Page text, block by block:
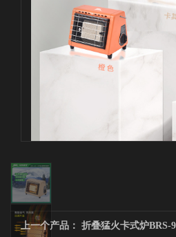
上一个产品： 折叠猛火卡式炉BRS-